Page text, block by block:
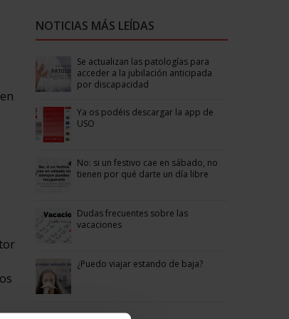
NOTICIAS MÁS LEÍDAS
Se actualizan las patologías para
acceder a la jubilación anticipada
por discapacidad
Ya os podéis descargar la app de
USO
No: si un festivo cae en sábado, no
tienen por qué darte un día libre
Dudas frecuentes sobre las
vacaciones
¿Puedo viajar estando de baja?